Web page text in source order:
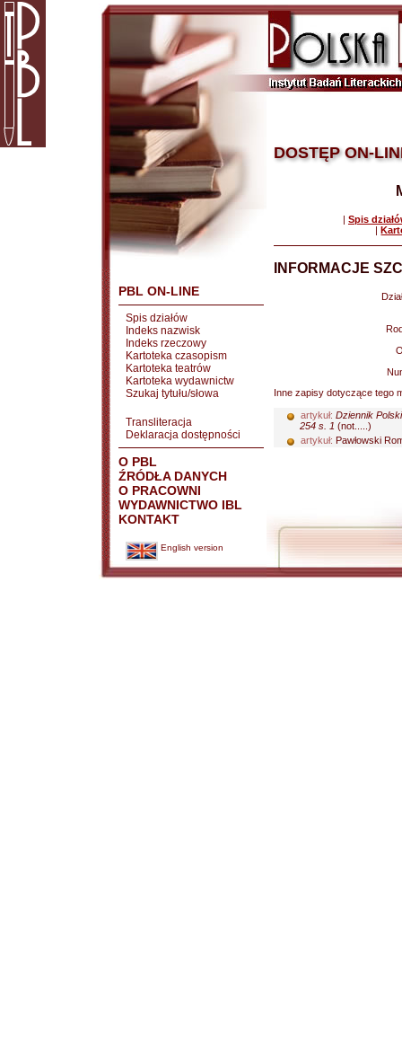
PBL ON-LINE
Spis działów
Indeks nazwisk
Indeks rzeczowy
Kartoteka czasopism
Kartoteka teatrów
Kartoteka wydawnictw
Szukaj tytułu/słowa
Transliteracja
Deklaracja dostępności
O PBL
ŹRÓDŁA DANYCH
O PRACOWNI
WYDAWNICTWO IBL
KONTAKT
English version
DOSTĘP ON-
| Spis
|
INFORMACJE
Inne zapisy dotyczące tego
artykuł: Dziennik
254 s. 1 (not.....)
artykuł: Pawłowski